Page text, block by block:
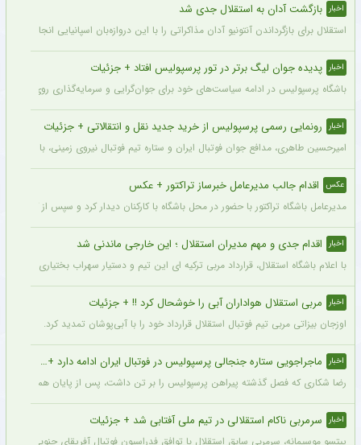
اخبار بازگشت آدان به استقلال جدی شد
استقلال برای بازگرداندن آنتونیو آدان مذاکراتی را با این دروازه‌بان اسپانیایی انجام داده و قرار است مذاکرات اوایل هفته نهایی
اخبار پدیده جوان لیگ برتر در تور پرسپولیس افتاد + جزئیات
باشگاه پرسپولیس در ادامه سیاست‌های خود برای جوان‌گرایی و سرمایه‌گذاری روی استعدادهای آینده فوتبال
اخبار رونمایی رسمی پرسپولیس از خرید جدید نقل و انتقالاتی + جزئیات
امیرحسین طاهری، مدافع جوان فوتبال ایران و ستاره تیم فوتبال نیروی زمینی، با
عکس اقدام جالب مدیرعامل خبرساز تراکتور + عکس
مدیرعامل باشگاه تراکتور با حضور در محل باشگاه با کارکنان دیدار کرد و سپس از کمپ
اخبار اقدام جدی و مهم مدیران استقلال ؛ این خارجی ماندنی شد
با اعلام باشگاه استقلال، قرارداد مربی ترکیه ای این تیم و دستیار سهراب بختیاری زاده
اخبار مربی استقلال هواداران آبی را خوشحال کرد !! + جزئیات
اوزجان بیزاتی مربی تیم فوتبال استقلال قرارداد خود را با آبی‌پوشان تمدید کرد.
اخبار ماجراجویی ستاره جنجالی پرسپولیس در فوتبال ایران ادامه دارد + جزئیات
رضا شکاری که فصل گذشته پیراهن پرسپولیس را بر تن داشت، پس از پایان همکاری با
اخبار سرمربی ناکام استقلالی در تیم ملی آفتابی شد + جزئیات
پیتسو موسیمانه، سرمربی سابق استقلال با توافق فدراسیون فوتبال آفریقای جنوبی